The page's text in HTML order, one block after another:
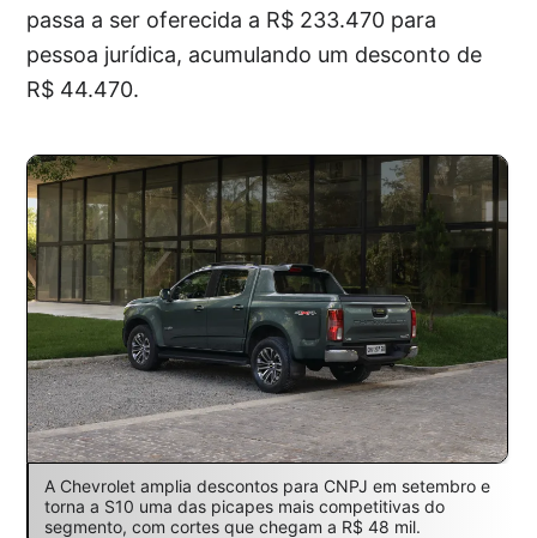
passa a ser oferecida a R$ 233.470 para
pessoa jurídica, acumulando um desconto de
R$ 44.470.
A Chevrolet amplia descontos para CNPJ em setembro e
torna a S10 uma das picapes mais competitivas do
segmento, com cortes que chegam a R$ 48 mil.